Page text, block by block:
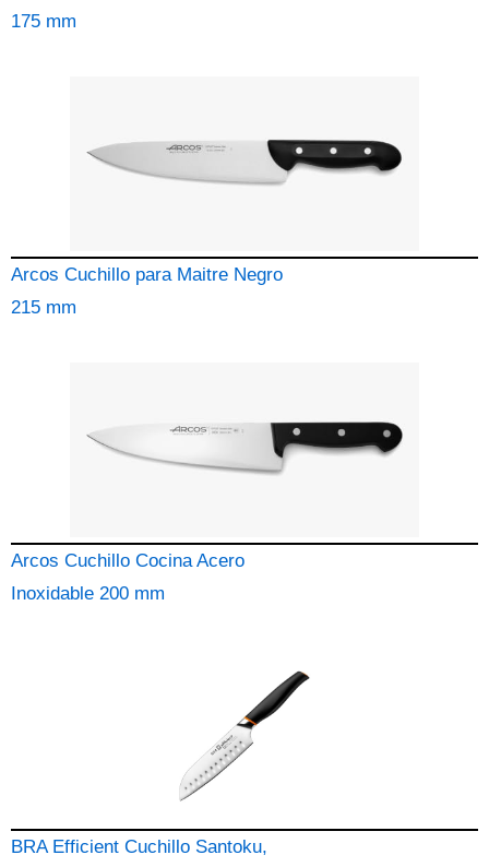
175 mm
Arcos Cuchillo para Maitre Negro
215 mm
Arcos Cuchillo Cocina Acero
Inoxidable 200 mm
BRA Efficient Cuchillo Santoku,